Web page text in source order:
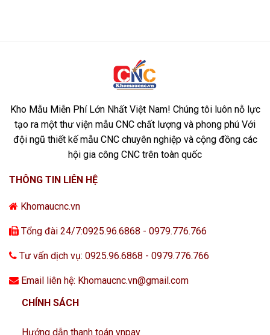
Kho Mẫu Miễn Phí Lớn Nhất Việt Nam! Chúng tôi luôn nỗ lực
tạo ra một thư viện mẫu CNC chất lượng và phong phú Với
đội ngũ thiết kế mẫu CNC chuyên nghiệp và cộng đồng các
hội gia công CNC trên toàn quốc
THÔNG TIN LIÊN HỆ
Khomaucnc.vn
Tổng đài 24/7:0925.96.6868 - 0979.776.766
Tư vấn dịch vụ: 0925.96.6868 - 0979.776.766
Email liên hệ: Khomaucnc.vn@gmail.com
CHÍNH SÁCH
Hướng dẫn thanh toán vnpay